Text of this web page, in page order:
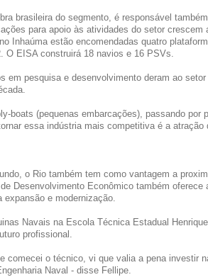
brasileira do segmento, é responsável
para apoio às atividades do setor crescem
Inhaúma estão encomendadas quatro
O EISA construirá 18 navios e 16 PSVs.
em pesquisa e desenvolvimento deram ao
boats (pequenas embarcações), passando por
essa indústria mais competitiva é a
o Rio também tem como vantagem a
Desenvolvimento Econômico também oferece
expansão e modernização.
Navais na Escola Técnica Estadual
profissional.
comecei o técnico, vi que valia a pena investir
Naval - disse Fellipe.